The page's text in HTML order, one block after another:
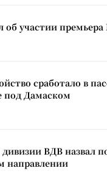
об участии
сработало в
под Дамаском
ВДВ назвал
направлении